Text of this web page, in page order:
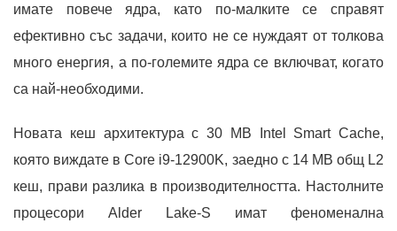
имате повече ядра, като по-малките се справят
ефективно със задачи, които не се нуждаят от толкова
много енергия, а по-големите ядра се включват, когато
са най-необходими.
Новата кеш архитектура с 30 MB Intel Smart Cache,
която виждате в Core i9-12900K, заедно с 14 MB общ L2
кеш, прави разлика в производителността. Настолните
процесори Alder Lake-S имат феноменална